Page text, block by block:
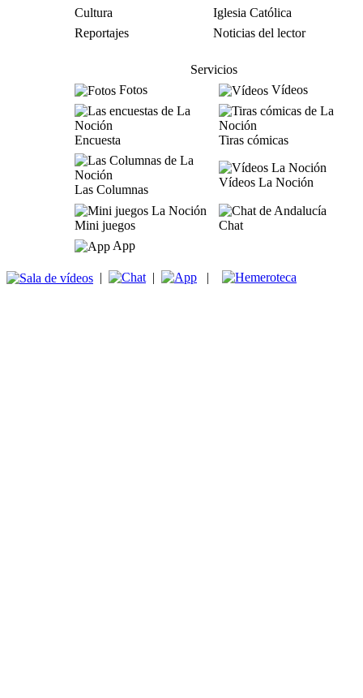
Cultura
Iglesia Católica
Reportajes
Noticias del lector
Servicios
Fotos
Vídeos
Encuesta Tiras cómicas
Las Columnas
Vídeos La Noción
Mini juegos
Chat
App
| | |